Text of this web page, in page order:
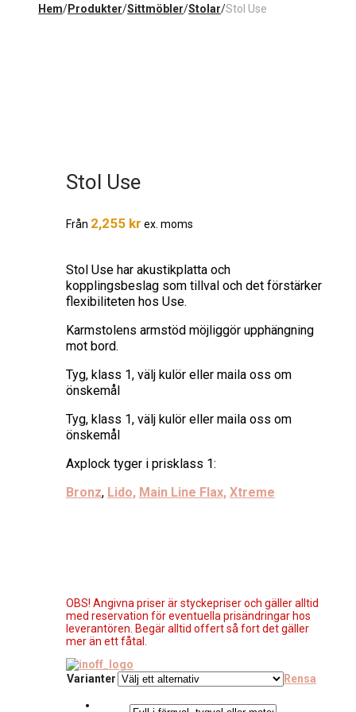
Hem/Produkter/Sittmöbler/Stolar/Stol Use
Stol Use
Från 2,255 kr ex. moms
Stol Use har akustikplatta och
kopplingsbeslag som tillval och det förstärker
flexibiliteten hos Use.
Karmstolens armstöd möjliggör upphängning
mot bord.
Tyg, klass 1, välj kulör eller maila oss om
önskemål
Tyg, klass 1, välj kulör eller maila oss om
önskemål
Axplock tyger i prisklass 1:
Bronz, Lido, Main Line Flax, Xtreme
OBS! Angivna priser är styckepriser och gäller alltid
med reservation för eventuella prisändringar hos
leverantören. Begär alltid offert så fort det gäller
mer än ett fåtal.
Varianter Rensa